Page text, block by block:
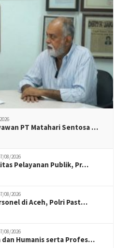
PT Matahari Sentosa …
08/2026
Pelayanan Publik, Pr…
08/2026
di Aceh, Polri Past…
08/2026
dan Humanis serta Profes…